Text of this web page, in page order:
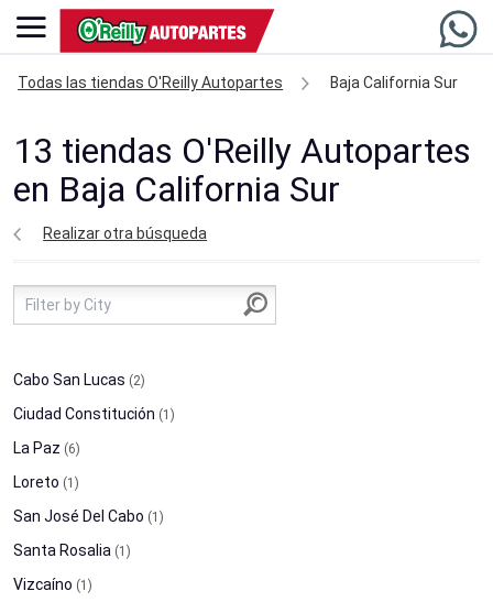
Todas las tiendas O'Reilly Autopartes Baja California Sur
13 tiendas O'Reilly Autopartes
en Baja California Sur
Realizar otra búsqueda
Cabo San Lucas (2)
Ciudad Constitución (1)
La Paz (6)
Loreto (1)
San José Del Cabo (1)
Santa Rosalia (1)
Vizcaíno (1)